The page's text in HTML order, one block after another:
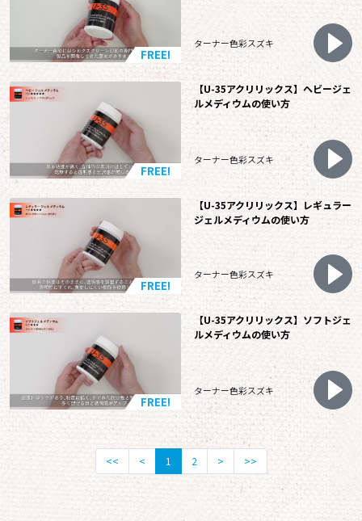
FREE!
ターナー色彩スズキ
FREE!
【U-35アクリリックス】ヘビージェ
ルメディウムの使い方
ターナー色彩スズキ
FREE!
【U-35アクリリックス】レギュラー
ジェルメディウムの使い方
ターナー色彩スズキ
FREE!
【U-35アクリリックス】ソフトジェ
ルメディウムの使い方
ターナー色彩スズキ
<< < 1 2 > >>